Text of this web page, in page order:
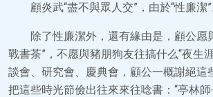
顧炎武“盡不與眾人交”，由於“性廉潔”
除了性廉潔外，還有緣由是，顧公愿
戰書茶”，不愿與豬朋狗友往搞什么“夜生
談會、研究會、慶典會，顧公一概謝絕這
把這些時光節儉出往來來往唸書：“亭林